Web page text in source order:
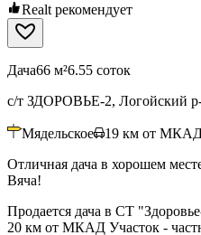
Realt рекомендует
Дача66 м²6.55 соток
с/т ЗДОРОВЬЕ-2, Логойский
Мядельское 19 км от
Отличная дача в хорошем
Вяча!
Продается дача в СТ
20 км от МКАД Участок -